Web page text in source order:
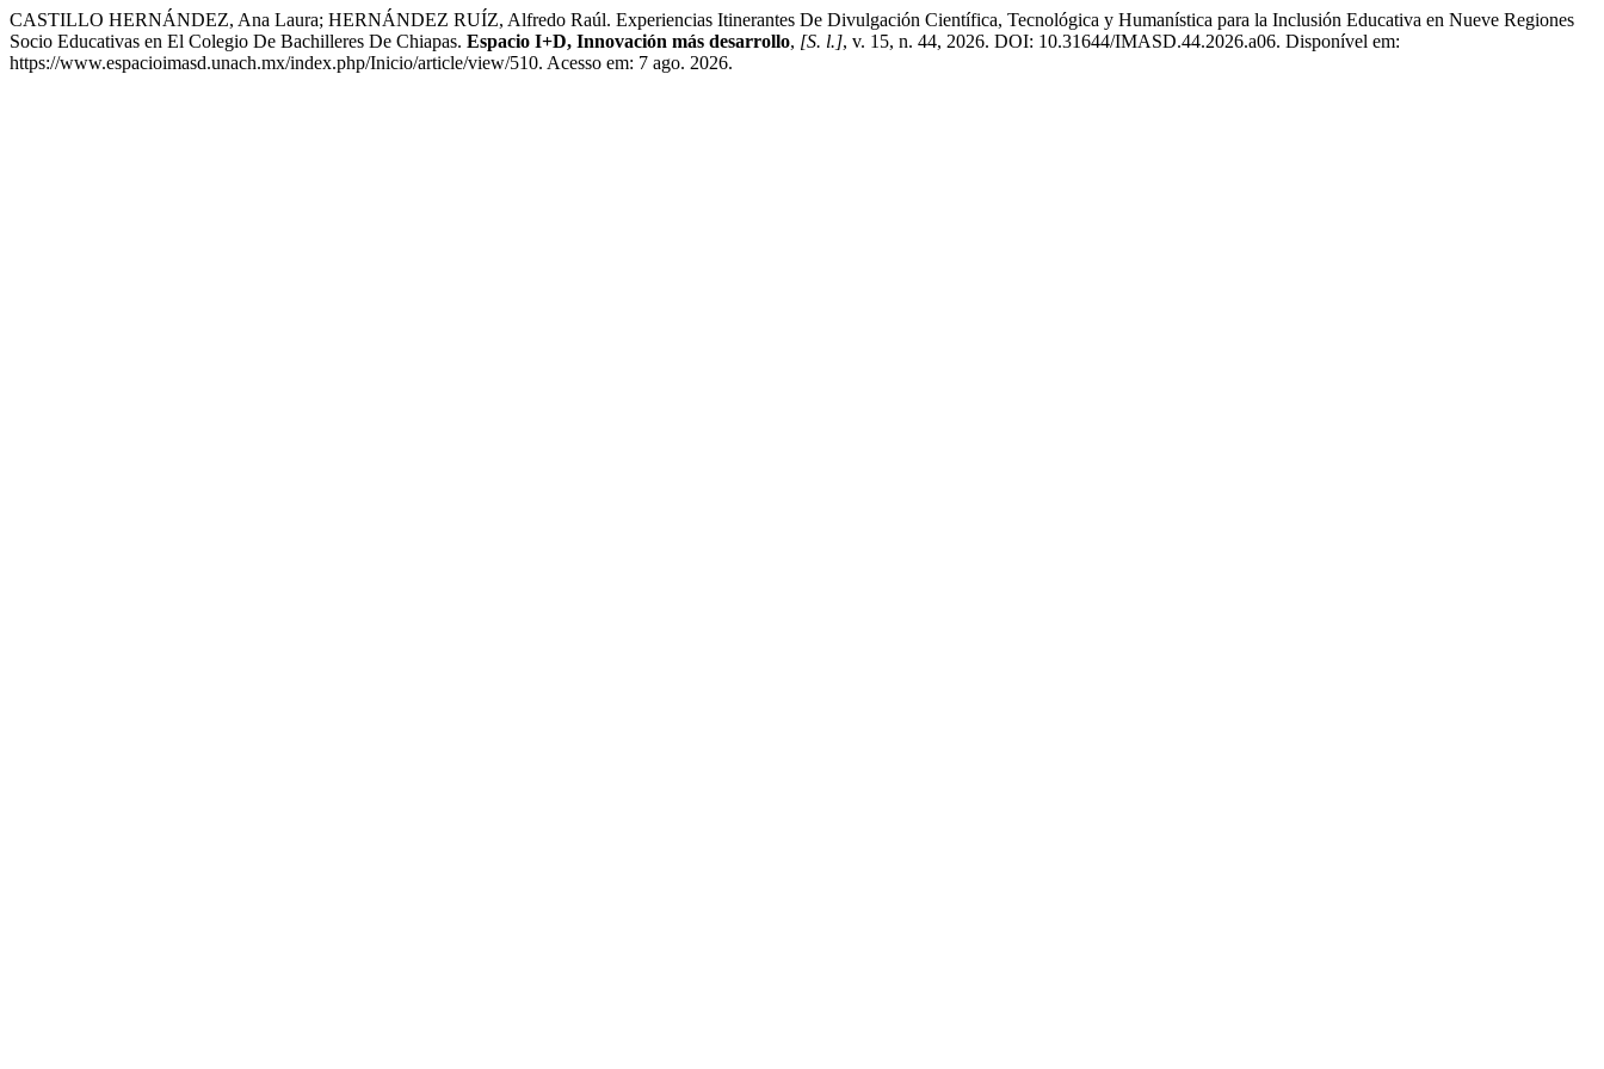
CASTILLO HERNÁNDEZ, Ana Laura; HERNÁNDEZ RUÍZ, Alfredo Raúl. Experiencias Itinerantes De Divulgación Científica, Tecnológica y Humanística para la Inclusión Educativa en Nueve Regiones
Socio Educativas en El Colegio De Bachilleres De Chiapas. Espacio I+D, Innovación más desarrollo, [S. l.], v. 15, n. 44, 2026. DOI: 10.31644/IMASD.44.2026.a06. Disponível em:
https://www.espacioimasd.unach.mx/index.php/Inicio/article/view/510. Acesso em: 7 ago. 2026.